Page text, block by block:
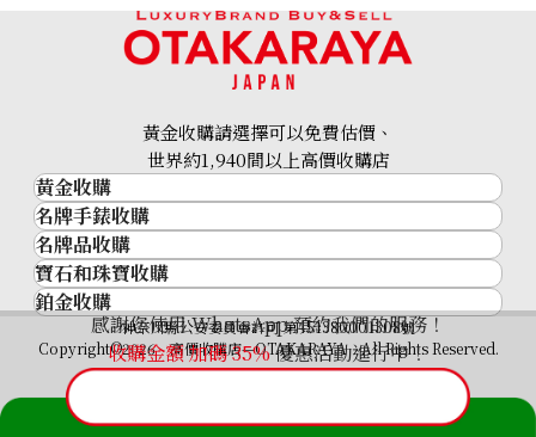
10k gold (K10) necklace
HKD 836.41
感謝您使用 WhatsApp 預約我們的服務！
收購金額 加碼35%優惠活動進行中！
黃金收購請選擇可以免費估價、
世界約1,940間以上高價收購店
黃金收購
黃金･金條
金條
金幣及銀幣
過去十年黃金價格
金飾
金戒指
金頸鍊
名牌手錶收購
名牌手錶收購
勞力士 (Rolex)
Patek Philippe
Audemars Piguet
Vacheron Constantin
A. Lange & Söhne
Breguet
名牌品收購
名牌品收購
HERMES
LOUIS VUITTON
CHANEL
卡地亞（Cartier）
CELINE
寶石和珠寶收購
寶石和珠寶
祖母綠
藍寶石
紅寶石
鉑金收購
神奈川縣公安委員會許可 第451380001308號
Copyright©2026 高價收購店—OTAKARAYA All Rights Reserved.